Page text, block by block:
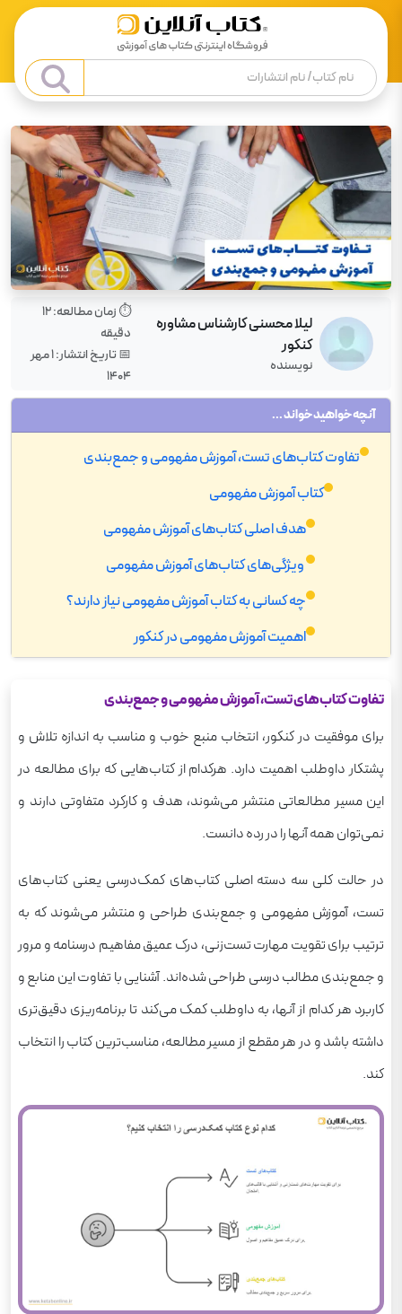
لیلا محسنی کارشناس مشاوره
کنکور
نویسنده
⏱️ زمان مطالعه:12
دقیقه
📅 تاریخ انتشار: ۱ مهر
۱۴۰۴
آنچه خواهید خواند ...
تفاوت کتاب‌های تست، آموزش مفهومی و جمع‌بندی
کتاب آموزش مفهومی
هدف اصلی کتاب‌های آموزش مفهومی
ویژگی‌های کتاب‌های آموزش مفهومی
چه کسانی به کتاب آموزش مفهومی نیاز دارند؟
اهمیت آموزش مفهومی در کنکور
نقش کتاب تست در فرآیند یادگیری
ویژگی‌های کتاب تست کنکور
بانک تست متنوع و گسترده
سطوح مختلف دشواری
هماهنگ با کتاب درسی و کنکور
کاربرد کتاب تست در برنامه‌ریزی کنکور
چه کسانی بیشتر به کتاب تست نیاز دارند؟
هدف اصلی کتاب‌های جمع‌بندی
خلاصه‌سازی هدفمند
درسنامه‌های کوتاه و نکته‌محور
نمودارها و جداول خلاصه
کاربرد کتاب‌های جمع‌بندی در برنامه‌ریزی
چه کسانی بیشتر به کتاب جمع‌بندی نیاز دارند؟
جدول مقایسه کتاب‌های آموزش مفهومی، تست و
جمع‌بندی
تفاوت کتاب‌های تست، آموزش مفهومی و جمع‌بندی
برای موفقیت در کنکور، انتخاب منبع خوب و مناسب به اندازه‌ تلاش و
پشتکار داوطلب اهمیت دارد. هرکدام از کتاب‌هایی که برای مطالعه در
این مسیر مطالعاتی منتشر می‌شوند، هدف و کارکرد متفاوتی دارند و
نمی‌توان همه‌ آنها را در رده دانست.
در حالت کلی سه دسته‌ اصلی کتاب‌های کمک‌درسی یعنی کتاب‌های
تست، آموزش مفهومی و جمع‌بندی طراحی و منتشر می‌شوند که به
ترتیب برای تقویت مهارت تست‌زنی، درک عمیق مفاهیم درسنامه و مرور
و جمع‌بندی مطالب درسی طراحی شده‌اند. آشنایی با تفاوت این منابع و
کاربرد هر کدام از آنها، به داوطلب کمک می‌کند تا برنامه‌ریزی دقیق‌تری
داشته باشد و در هر مقطع از مسیر مطالعه، مناسب‌ترین کتاب را انتخاب
کند.